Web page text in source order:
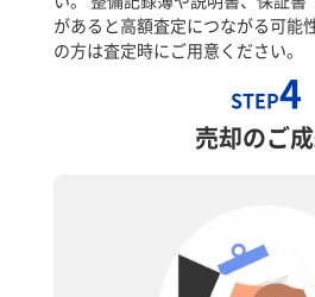
があると高額査定につながる可能
の方は査定時にご用意ください。
STEP4
売却のご